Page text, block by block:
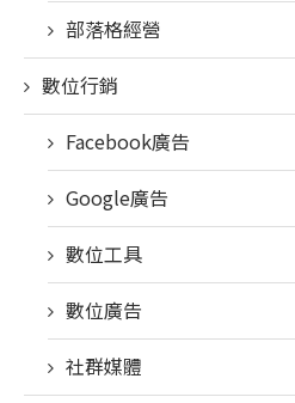
部落格經營
數位行銷
Facebook廣告
Google廣告
數位工具
數位廣告
社群媒體